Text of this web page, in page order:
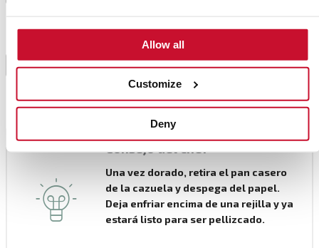
Allow all
Customize
Deny
7
Transferir la masa con el papel a la cazuela y
hornear durante 30 minutos con la tapa puesta.
Pasado este tiempo, retirar la tapa y hornear 15
minutos más hasta dorar.
Consejo del chef
Una vez dorado, retira el pan casero
de la cazuela y despega del papel.
Deja enfriar encima de una rejilla y ya
estará listo para ser pellizcado.